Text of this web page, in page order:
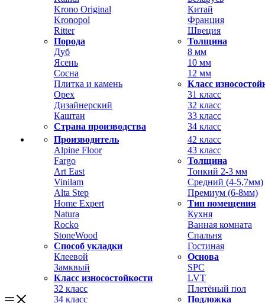
Krono Original
Kronopol
Ritter
Порода
Дуб
Ясень
Сосна
Плитка и камень
Орех
Дизайнерский
Каштан
Страна производства
Китай
Франция
Швеция
Толщина
8 мм
10 мм
12 мм
Класс
31 класс
32 класс
33 класс
34 класс
Производитель
Alpine Floor
Fargo
Art East
Vinilam
Alta Step
Home Expert
Natura
Rocko
StoneWood
Способ укладки
Клеевой
Замквый
Класс износостойкости
32 класс
34 класс
42 класс
43 класс
Толщина
Тонкий 2-3 мм
Средний (4-5,7мм)
Премиум (6-8мм)
Тип помещения
Кухня
Ванная комната
Спальня
Гостиная
Основа
SPC
LVT
Плетёный пол
Подложка